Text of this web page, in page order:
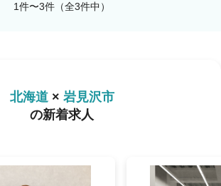
1件〜3件（全3件中）
北海道× 岩見沢市
の新着求人